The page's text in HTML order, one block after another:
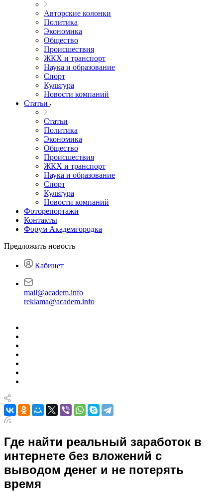
Авторские колонки
Политика
Экономика
Общество
Происшествия
ЖКХ и транспорт
Наука и образование
Спорт
Культура
Новости компаний
Статьи
Статьи
Политика
Экономика
Общество
Происшествия
ЖКХ и транспорт
Наука и образование
Спорт
Культура
Новости компаний
Фоторепортажи
Контакты
Форум Академгородка
Предложить новость
Кабинет
mail@academ.info
reklama@academ.info
Где найти реальный заработок в
интернете без вложений с
выводом денег и не потерять
время